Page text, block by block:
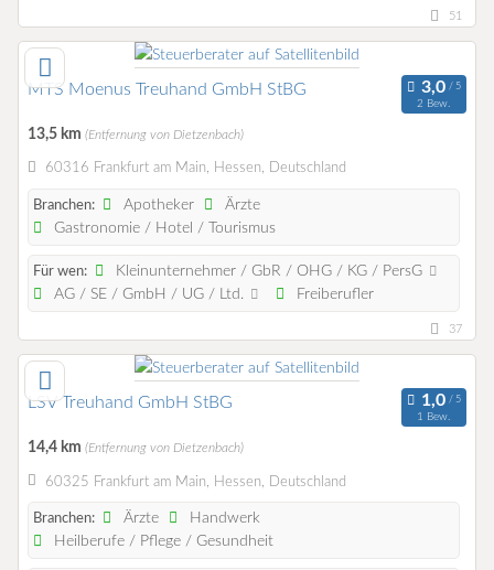
51
MTS Moenus Treuhand GmbH StBG
2 Bew.
13,5 km (Entfernung von Dietzenbach)
60316 Frankfurt am Main, Hessen, Deutschland
Branchen: Apotheker
Ärzte
Gastronomie / Hotel / Tourismus
Für wen:
Kleinunternehmer / GbR / OHG / KG / PersG
AG / SE / GmbH / UG / Ltd.
Freiberufler
37
LSV Treuhand GmbH StBG
1 Bew.
14,4 km (Entfernung von Dietzenbach)
60325 Frankfurt am Main, Hessen, Deutschland
Branchen: Ärzte
Handwerk
Heilberufe / Pflege / Gesundheit